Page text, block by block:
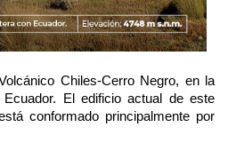
Chiles-Cerro Negro, en la
El edificio actual de este
conformado principalmente por